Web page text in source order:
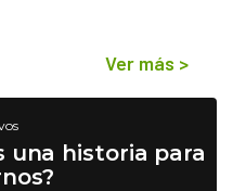
Ver más >
una historia para